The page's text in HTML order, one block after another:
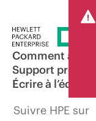
Comment
Support produit
Écrire à
Suivre HPE sur